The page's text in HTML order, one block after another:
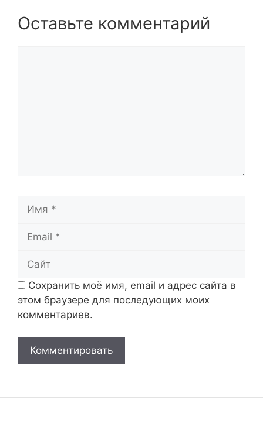
Оставьте комментарий
Сохранить моё имя, email и адрес сайта в
этом браузере для последующих моих
комментариев.